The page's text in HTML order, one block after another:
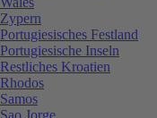
Zypern
Portugiesisches Festland
Portugiesische Inseln
Restliches Kroatien
Rhodos
Samos
Sao Jorge